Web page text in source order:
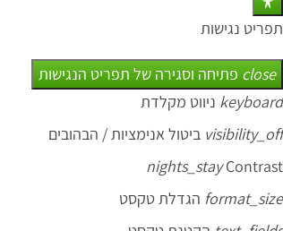
תפריט נגישות
close פתיחה וסגירה של תפריט הנגישות
keyboard ניווט מקלדת
visibility_off ביטול אנימציות / הבהובים
nights_stay Contrast
format_size הגדלת טקסט